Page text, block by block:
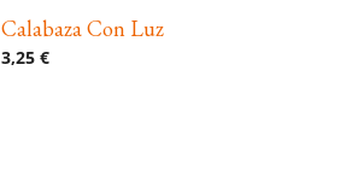
Calabaza Con Luz
3,25 €